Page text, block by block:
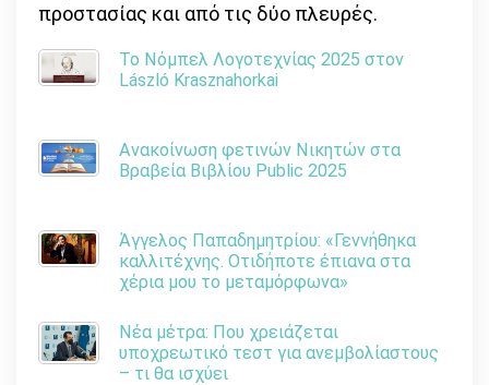
προστασίας και από τις δύο πλευρές.
Το Νόμπελ Λογοτεχνίας 2025 στον
László Krasznahorkai
Ανακοίνωση φετινών Νικητών στα
Βραβεία Βιβλίου Public 2025
Άγγελος Παπαδημητρίου: «Γεννήθηκα
καλλιτέχνης. Οτιδήποτε έπιανα στα
χέρια μου το μεταμόρφωνα»
Νέα μέτρα: Που χρειάζεται
υποχρεωτικό τεστ για ανεμβολίαστους
– τι θα ισχύει